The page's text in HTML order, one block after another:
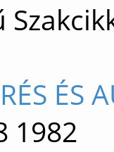
ÉS
1982